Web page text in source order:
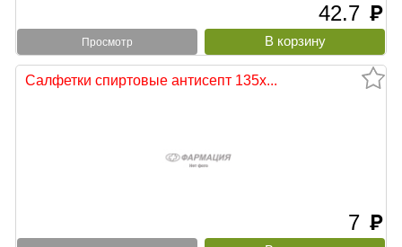
42.7 руб
Просмотр
Салфетки спиртовые антисепт 135х...
7 руб